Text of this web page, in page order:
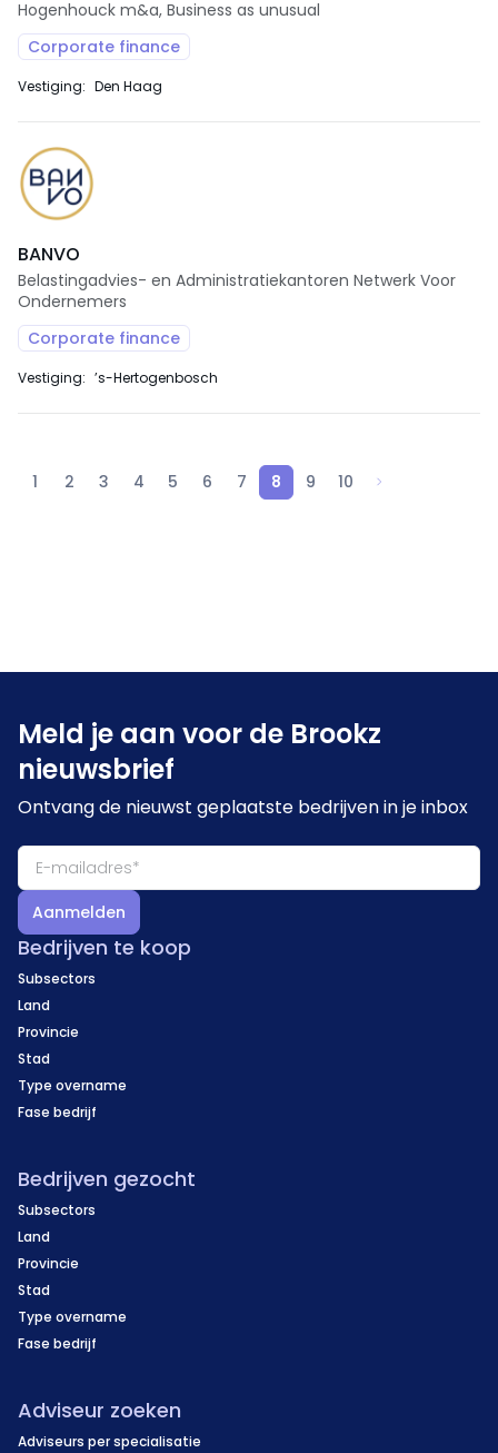
Hogenhouck m&a, Business as unusual
Corporate finance
Vestiging: Den Haag
BANVO
Belastingadvies- en Administratiekantoren Netwerk Voor
Ondernemers
Corporate finance
Vestiging: ’s-Hertogenbosch
1 2 3 4 5 6 7 8 9 10
Meld je aan voor de Brookz
nieuwsbrief
Ontvang de nieuwst geplaatste bedrijven in je inbox
Aanmelden
Bedrijven te koop
Subsectors
Land
Provincie
Stad
Type overname
Fase bedrijf
Bedrijven gezocht
Subsectors
Land
Provincie
Stad
Type overname
Fase bedrijf
Adviseur zoeken
Adviseurs per specialisatie